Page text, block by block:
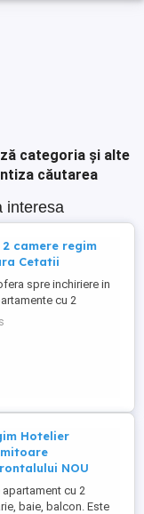
categoria și alte
căutarea
interesa
camere regim
Cetatii
spre inchiriere in
cu 2
proprie. (4
apartament) 1
baie si
locuri cazare) Fiecare
Hotelier
NOU
cu 2
baie, balcon. Este